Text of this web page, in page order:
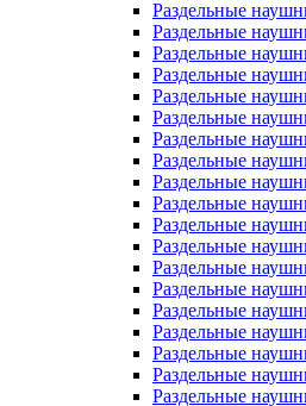
Раздельные
Раздельные
Раздельные
Раздельные
Раздельные
Раздельные
Раздельные
Раздельные
Раздельные
Раздельные
Раздельные
Раздельные
Раздельные
Раздельные
Раздельные
Раздельные
Раздельные
Раздельные
Раздельные